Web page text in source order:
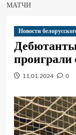
МАТЧИ
Новости
11.01.2024 0